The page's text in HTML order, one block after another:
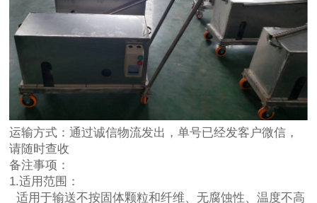
运输方式：通过诚信物流发出，单号已经发客户微信，
请随时查收
备注事项：
1.适用范围：
适用于输送不按固体颗粒和纤维、无腐蚀性、温度不高